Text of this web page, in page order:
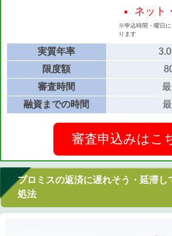
ネット
※申込時間・曜日に
ります
実質年率
限度額
審査時間
融資までの時間
審査申込みはこ
プロミスの返済に遅れそう・延滞し
処法